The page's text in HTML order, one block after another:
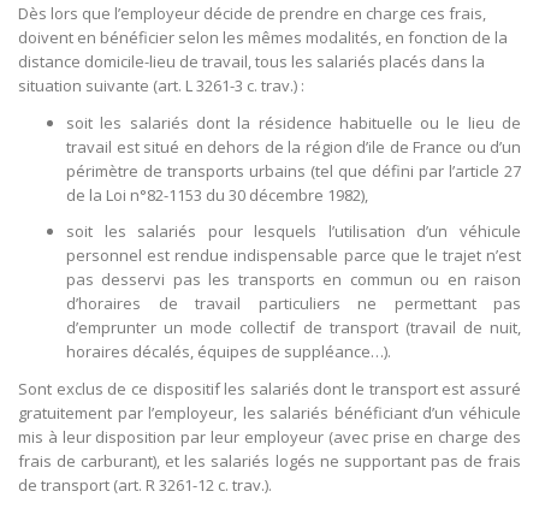
Dès lors que l’employeur décide de prendre en charge ces frais,
doivent en bénéficier selon les mêmes modalités, en fonction de la
distance domicile-lieu de travail, tous les salariés placés dans la
situation suivante (art. L 3261-3 c. trav.) :
soit les salariés dont la résidence habituelle ou le lieu de
travail est situé en dehors de la région d’ile de France ou d’un
périmètre de transports urbains (tel que défini par l’article 27
de la Loi n°82-1153 du 30 décembre 1982),
soit les salariés pour lesquels l’utilisation d’un véhicule
personnel est rendue indispensable parce que le trajet n’est
pas desservi pas les transports en commun ou en raison
d’horaires de travail particuliers ne permettant pas
d’emprunter un mode collectif de transport (travail de nuit,
horaires décalés, équipes de suppléance…).
Sont exclus de ce dispositif les salariés dont le transport est assuré
gratuitement par l’employeur, les salariés bénéficiant d’un véhicule
mis à leur disposition par leur employeur (avec prise en charge des
frais de carburant), et les salariés logés ne supportant pas de frais
de transport (art. R 3261-12 c. trav.).